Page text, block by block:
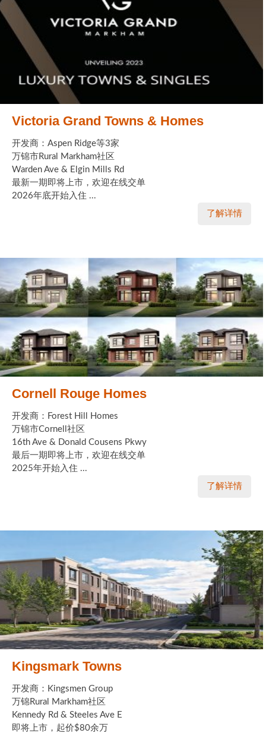
Victoria Grand Towns & Homes
开发商：Aspen Ridge等3家
万锦市Rural Markham社区
Warden Ave & Elgin Mills Rd
最新一期即将上市，欢迎在线交单
2026年底开始入住 ...
了解详情
Cornell Rouge Homes
开发商：Forest Hill Homes
万锦市Cornell社区
16th Ave & Donald Cousens Pkwy
最后一期即将上市，欢迎在线交单
2025年开始入住 ...
了解详情
Kingsmark Towns
开发商：Kingsmen Group
万锦Rural Markham社区
Kennedy Rd & Steeles Ave E
即将上市，起价$80余万